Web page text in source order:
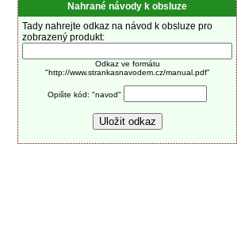
Nahrané návody k obsluze
Tady nahrejte odkaz na návod k obsluze pro
zobrazený produkt:
Odkaz ve formátu
"http://www.strankasnavodem.cz/manual.pdf"
Opište kód: "navod"